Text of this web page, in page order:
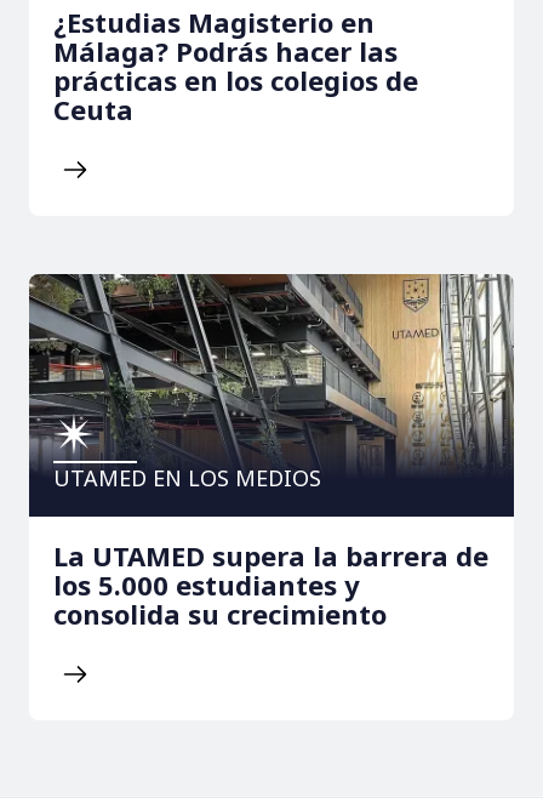
¿Estudias Magisterio en
Málaga? Podrás hacer las
prácticas en los colegios de
Ceuta
UTAMED EN LOS MEDIOS
La UTAMED supera la barrera de
los 5.000 estudiantes y
consolida su crecimiento